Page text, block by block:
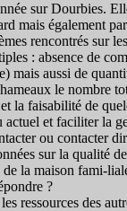
sur Dourbies.
mais également
rencontrés sur
: absence de
mais aussi de
le nombre
la faisabilité de
actuel et faciliter la
ou contacter
sur la qualité
la maison fami-
?
ressources des